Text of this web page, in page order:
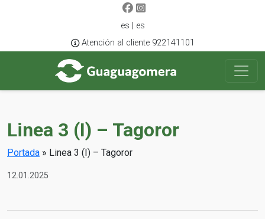
es | es
Atención al cliente 922141101
Linea 3 (I) – Tagoror
Portada » Linea 3 (I) – Tagoror
12.01.2025